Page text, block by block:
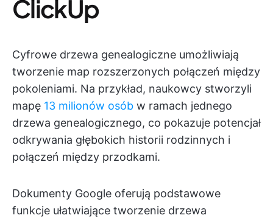
ClickUp
Cyfrowe drzewa genealogiczne umożliwiają
tworzenie map rozszerzonych połączeń między
pokoleniami. Na przykład, naukowcy stworzyli
mapę 13 milionów osób w ramach jednego
drzewa genealogicznego, co pokazuje potencjał
odkrywania głębokich historii rodzinnych i
połączeń między przodkami.
Dokumenty Google oferują podstawowe
funkcje ułatwiające tworzenie drzewa